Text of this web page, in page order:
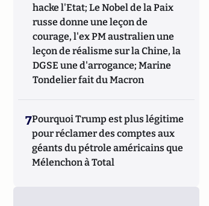
hacke l'Etat; Le Nobel de la Paix
russe donne une leçon de
courage, l'ex PM australien une
leçon de réalisme sur la Chine, la
DGSE une d'arrogance; Marine
Tondelier fait du Macron
7Pourquoi Trump est plus légitime
pour réclamer des comptes aux
géants du pétrole américains que
Mélenchon à Total